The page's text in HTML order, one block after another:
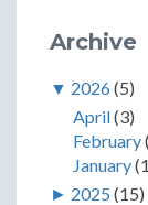
Archive
▼ 2026(5)
April(3)
February
January
► 2025 (15)